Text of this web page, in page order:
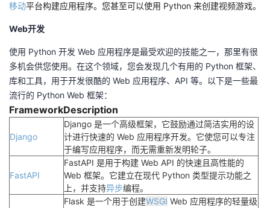
移动平台构建应用程序。您甚至可以使用 Python 来创建视频游戏。
Web开发
使用 Python 开发 Web 应用程序是最受欢迎的技能之一，那里有很
多机会供您使用。在这个领域，您会发现几个有用的 Python 框架、
库和工具，用于开发很酷的 Web 应用程序、API 等。以下是一些最
流行的 Python Web 框架：
FrameworkDescription
Django
Django 是一个高级框架，它鼓励通过简洁实用的设
计进行快速的 Web 应用程序开发。 它使您可以专注
于编写应用程序，而无需重新发明轮子。
FastAPI
FastAPI 是用于构建 Web API 的快速且高性能的
Web 框架。它建立在现代 Python 类型提示功能之
上，并支持异步编程。
Flask 是一个用于创建WSGI Web 应用程序的轻量级